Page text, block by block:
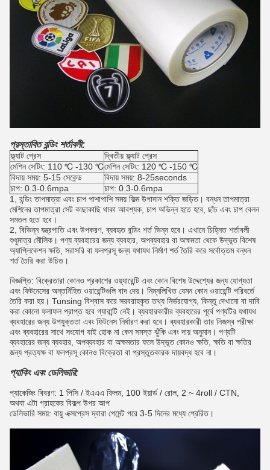
প্রস্তাবিত বন্ডিং শর্তাবলী:
ফ্ল্যাট প্রেস
দ্বিতীয় ফ্ল্যাট প্রেস
মেশিন সেটিং: 110 ℃ -130 ℃মেশিন সেটিং: 120 ℃ -150 ℃
বিদায় সময়: 5-15 সেকেন্ড
বিদায় সময়: 8-25seconds
চাপ: 0.3-0.6mpa
চাপ: 0.3-0.6mpa
1, বন্ডিং তাপমাত্রা এবং চাপ পাশাপাশি সময় ফিল্ম উপাদান শক্তি জড়িত। বন্ধন তাপমাত্রা
মেশিনের তাপমাত্রা সেট কাছাকাছি থাকা আবশ্যক, চাপ অভিন্ন হতে হবে, ছাঁচ এবং চাপ বেলন
সমতল হতে হবে।
2, বিভিন্ন যন্ত্রপাতি এবং উপকরণ, ব্যবহৃত বন্ডিং শর্ত ভিন্ন হবে। এখানে চিহ্নিত শর্তাবলী
শুধুমাত্র মৌলিক। পণ্য ব্যবহারের জন্য ব্যবহার, অপব্যবহার বা অক্ষমতা থেকে উদ্ভূত বিশেষ
অ্যাপ্লিকেশন ক্ষতি, সরাসরি বা ফলপ্রসূ জন্য যথাযথ নির্মাণ শর্ত তৈরি করে সর্বোত্তম বন্ধন
শর্ত তৈরি করা উচিত।
বিজ্ঞপ্তি: বিক্রেতারা কোনও প্রকাশের ওয়্যারেন্টি এবং কোন বিশেষ উদ্দেশ্যের জন্য যোগ্যতা
এবং ফিটনেসের অন্তর্নিহিত ওয়ারেন্টিগুলি বাদ দেয়। নিম্নলিখিত যেমন কোন ওয়ারেন্টি পরিবর্তে
তৈরি করা হয়। Tunsing বিশ্বাস করে সরবরাহকৃত তথ্য নির্ভরযোগ্য, কিন্তু দেখানো বা দাবি
করা কোনো ফলাফল প্রাপ্ত হবে গ্যারান্টি নেই। ব্যবহারকারীর ব্যবহারের পূর্বে পণ্যটির যথাযথ
ব্যবহারের জন্য উপযুক্ততা এবং ফিটনেস নির্ধারণ করা হবে। ব্যবহারকারী তার নিজস্ব পরীক্ষা
এবং ব্যবহারের সাথে সংযোগ যাই হোক না কেন সমস্ত ঝুঁকি এবং দায় অনুমান। পণ্যটি
ব্যবহারের জন্য ব্যবহার, অপব্যবহার বা অক্ষমতার ফলে উদ্ভূত কোনও ক্ষতি, ক্ষতি বা ক্ষতির
জন্য প্রত্যক্ষ বা ফলপ্রসূ কোনও বিক্রেতা বা প্রস্তুতকারক দায়বদ্ধ হবে না।
প্যাকিং এবং ডেলিভারি:
প্যাকেজিং বিবরণ: 1 পিসি / ইএএএ ফিলম, 100 ইয়ার্ড / রোল, 2 ~ 4roll / CTN,
অথবা এটা গ্রাহকের বিকল্প উপর আপ
ডেলিভারি সময়: বায়ু এক্সপ্রেস দ্বারা পেমেন্ট পরে 3-5 দিনের মধ্যে প্রেরিত।